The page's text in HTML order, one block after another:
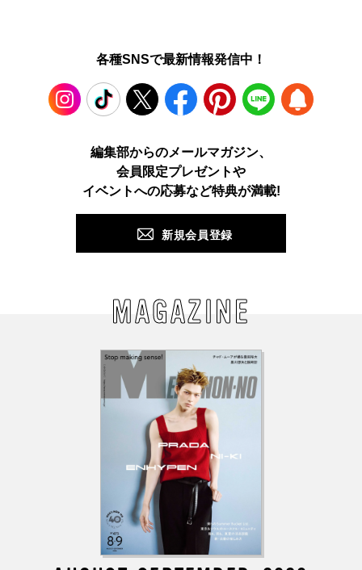
各種SNSで最新情報発信中！
TikTok Facebook Pinterest LINE
編集部からのメールマガジン、
会員限定プレゼントや
イベントへの応募など特典が満載!
新規会員登録
MAGAZINE